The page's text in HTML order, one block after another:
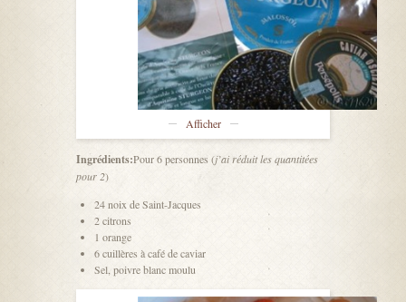
Afficher
Ingrédients:Pour 6 personnes (j’ai réduit les quantitées
pour 2)
24 noix de Saint-Jacques
2 citrons
1 orange
6 cuillères à café de caviar
Sel, poivre blanc moulu